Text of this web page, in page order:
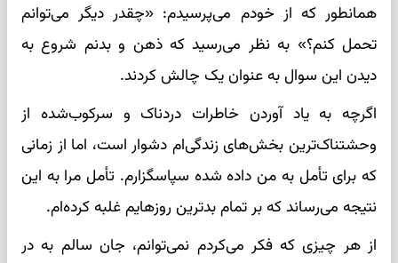
همانطور که از خودم می‌پرسیدم: «چقدر دیگر می‌توانم
تحمل کنم؟» به نظر می‌رسید که ذهن و بدنم شروع به
دیدن این سوال به عنوان یک چالش کردند.
اگرچه به یاد آوردن خاطرات دردناک و سرکوب‌شده از
وحشتناک‌ترین بخش‌های زندگی‌ام دشوار است، اما از زمانی
که برای تأمل به من داده شده سپاسگزارم. تأمل مرا به این
نتیجه می‌رساند که بر تمام بدترین روزهایم غلبه کرده‌ام.
از هر چیزی که فکر می‌کردم نمی‌توانم، جان سالم به در